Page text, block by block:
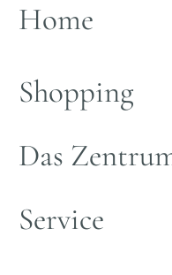
Home
Shopping
Das
Service